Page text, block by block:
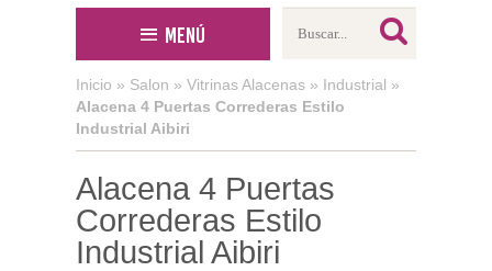
Menú
Inicio » Salon » Vitrinas Alacenas » Industrial »
Alacena 4 Puertas Correderas Estilo
Industrial Aibiri
Alacena 4 Puertas
Correderas Estilo
Industrial Aibiri